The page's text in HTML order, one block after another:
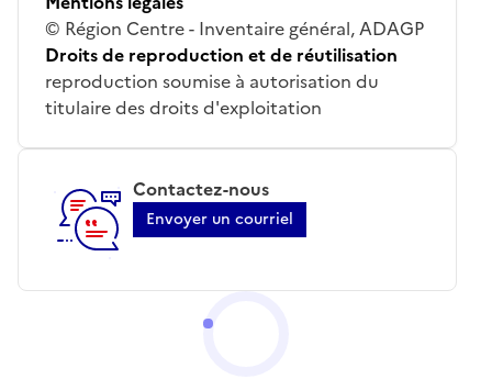
© Région Centre - Inventaire général, ADAGP
Droits de reproduction et de réutilisation
reproduction soumise à autorisation du
titulaire des droits d'exploitation
Contactez-nous
Envoyer un courriel